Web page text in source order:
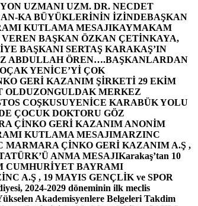
UZMANI UZM. DR. NECDET
AN-KA BÜYÜKLERİNİN İZİNDEBAŞKAN
KUTLAMA MESAJIKAYMAKAM
BAŞKAN ÖZKAN ÇETİNKAYA,
BAŞKANI SERTAŞ KARAKAŞ’IN
ABDULLAH ÖREN….BAŞKANLARDAN
YENİCE’Yİ ÇOK
GERİ KAZANIM ŞİRKETİ 29 EKİM
OLDUZONGULDAK MERKEZ
COŞKUSUYENİCE KARABÜK YOLU
ÇOCUK DOKTORU GÖZ
ÇİNKO GERİ KAZANIM ANONİM
KUTLAMA MESAJIMARZINC
MARMARA ÇİNKO GERİ KAZANIM A.Ş ,
ANMA MESAJIKarakaş’tan 10
CUMHURİYET BAYRAMI
A.Ş , 19 MAYIS GENÇLİK ve SPOR
2024-2029 döneminin ilk meclis
Akademisyenlere Belgeleri Takdim